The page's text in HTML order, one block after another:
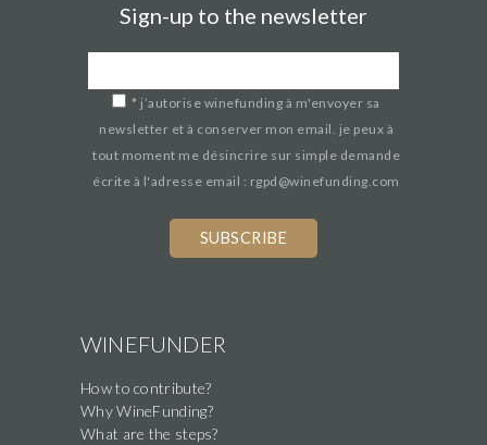
Sign-up to the newsletter
* j’autorise winefunding à m'envoyer sa
newsletter et à conserver mon email. je peux à
tout moment me désincrire sur simple demande
écrite à l'adresse email : rgpd@winefunding.com
this
field
WINEFUNDER
How to contribute?
Why WineFunding?
What are the steps?